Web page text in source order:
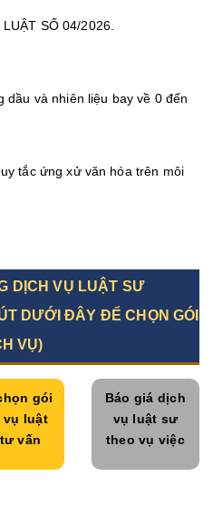
SỐ 04/2026.
dầu và nhiên liệu bay về 0 đến
tắc ứng xử văn hóa trên môi
DỊCH VỤ LUẬT SƯ
DƯỚI ĐÂY ĐỂ CHỌN GÓI
VỤ)
gói
vụ luật
vấn
Báo giá dịch
vụ luật sư
theo vụ việc